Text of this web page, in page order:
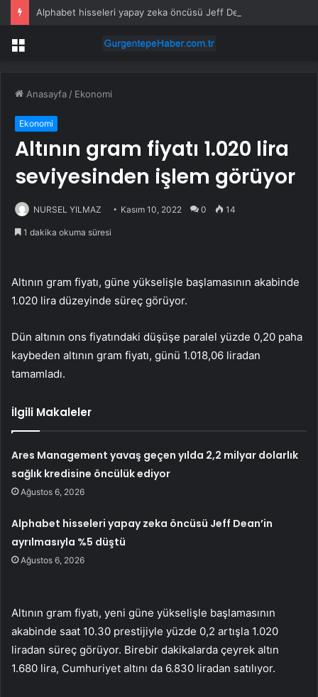
Menü
Anasayfa / Ekonomi
Ekonomi
Altının gram fiyatı 1.020 lira
seviyesinden işlem görüyor
NURSEL YILMAZ Kasım 10, 2022 0 14
1 dakika okuma süresi
Altının gram fiyatı, güne yükselişle başlamasının akabinde
1.020 lira düzeyinde süreç görüyor.
Dün altının ons fiyatındaki düşüşe paralel yüzde 0,20 paha
kaybeden altının gram fiyatı, günü 1.018,06 liradan
tamamladı.
İlgili Makaleler
Ares Management yavaş geçen yılda 2,2 milyar dolarlık
sağlık kredisine öncülük ediyor
Ağustos 6, 2026
Alphabet hisseleri yapay zeka öncüsü Jeff Dean’in
ayrılmasıyla %5 düştü
Ağustos 6, 2026
Altının gram fiyatı, yeni güne yükselişle başlamasının
akabinde saat 10.30 prestijiyle yüzde 0,2 artışla 1.020
liradan süreç görüyor. Birebir dakikalarda çeyrek altın
1.680 lira, Cumhuriyet altını da 6.830 liradan satılıyor.